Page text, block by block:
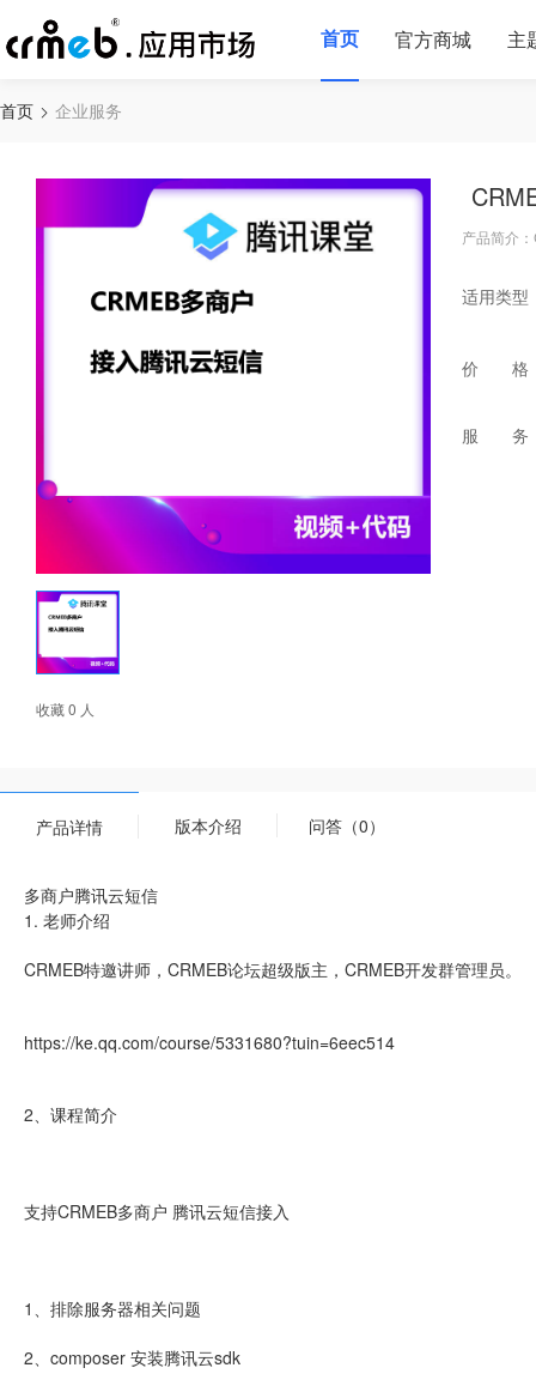
首页 官方商城 主
首页 企业服务
收藏 0 人
产品简介
适用类型
价 格
服 务
产品详情 版本介绍 问答（0）
多商户腾讯云短信
1. 老师介绍
CRMEB特邀讲师，CRMEB论坛超级版主，CRMEB开发群管理员。
https://ke.qq.com/course/5331680?tuin=6eec514
2、课程简介
支持CRMEB多商户 腾讯云短信接入
1、排除服务器相关问题
2、composer 安装腾讯云sdk